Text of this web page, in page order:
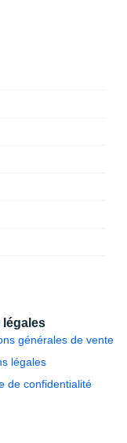
légales
générales de vente
légales
de confidentialité